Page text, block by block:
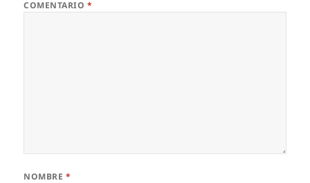
COMENTARIO *
NOMBRE *